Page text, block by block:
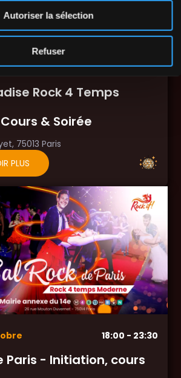
Autoriser la sélection
Refuser
18:00- 23:30
Rock 4 Temps
& Soirée
75013 Paris
PLUS
18:00 - 23:30
Paris - Initiation, cours